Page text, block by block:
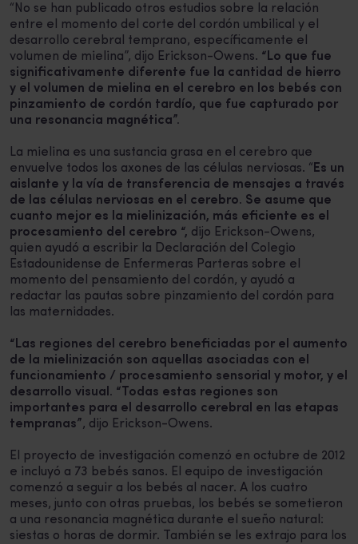
“No se han publicado otros estudios sobre la relación
entre el momento del corte del cordón umbilical y el
desarrollo cerebral temprano, específicamente el
volumen de mielina”, dijo Erickson-Owens. “Lo que fue
significativamente diferente fue la cantidad de hierro
y el volumen de mielina en el cerebro en los bebés con
pinzamiento de cordón tardío, que fue capturado por
una resonancia magnética”.
La mielina es una sustancia grasa en el cerebro que
envuelve todos los axones de las células nerviosas. “ Es un
aislante y la vía de transferencia de mensajes a través
de las células nerviosas en el cerebro. Se asume que
cuanto mejor es la mielinización, más eficiente es el
procesamiento del cerebro “, dijo Erickson-Owens,
quien ayudó a escribir la Declaración del Colegio
Estadounidense de Enfermeras Parteras sobre el
momento del pensamiento del cordón, y ayudó a
redactar las pautas sobre pinzamiento del cordón para
las maternidades.
“Las regiones del cerebro beneficiadas por el aumento
de la mielinización son aquellas asociadas con el
funcionamiento / procesamiento sensorial y motor, y el
desarrollo visual. “Todas estas regiones son
importantes para el desarrollo cerebral en las etapas
tempranas”, dijo Erickson-Owens.
El proyecto de investigación comenzó en octubre de 2012
e incluyó a 73 bebés sanos. El equipo de investigación
comenzó a seguir a los bebés al nacer. A los cuatro
meses, junto con otras pruebas, los bebés se sometieron
a una resonancia magnética durante el sueño natural:
siestas o horas de dormir. También se les extrajo para los